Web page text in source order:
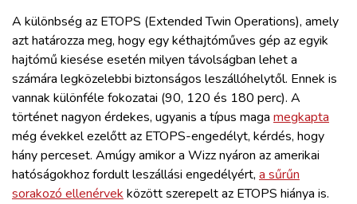
A különbség az ETOPS (Extended Twin Operations), amely
azt határozza meg, hogy egy kéthajtóműves gép az egyik
hajtómű kiesése esetén milyen távolságban lehet a
számára legközelebbi biztonságos leszállóhelytől. Ennek is
vannak különféle fokozatai (90, 120 és 180 perc). A
történet nagyon érdekes, ugyanis a típus maga megkapta
még évekkel ezelőtt az ETOPS-engedélyt, kérdés, hogy
hány perceset. Amúgy amikor a Wizz nyáron az amerikai
hatóságokhoz fordult leszállási engedélyért, a sűrűn
sorakozó ellenérvek között szerepelt az ETOPS hiánya is.